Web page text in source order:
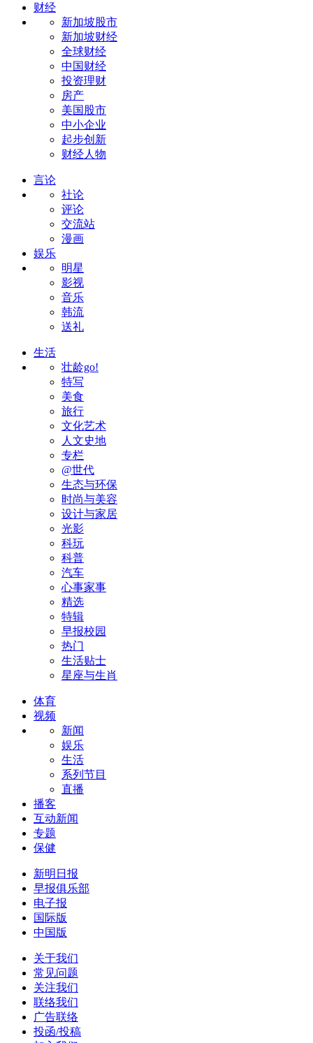
财经
新加坡股市
新加坡财经
全球财经
中国财经
投资理财
房产
美国股市
中小企业
起步创新
财经人物
言论
社论
评论
交流站
漫画
娱乐
明星
影视
音乐
韩流
送礼
生活
壮龄go!
特写
美食
旅行
文化艺术
人文史地
专栏
@世代
生态与环保
时尚与美容
设计与家居
光影
科玩
科普
汽车
心事家事
精选
特辑
早报校园
热门
生活贴士
星座与生肖
体育
视频
新闻
娱乐
生活
系列节目
直播
播客
互动新闻
专题
保健
新明日报
早报俱乐部
电子报
国际版
中国版
关于我们
常见问题
关注我们
联络我们
广告联络
投函/投稿